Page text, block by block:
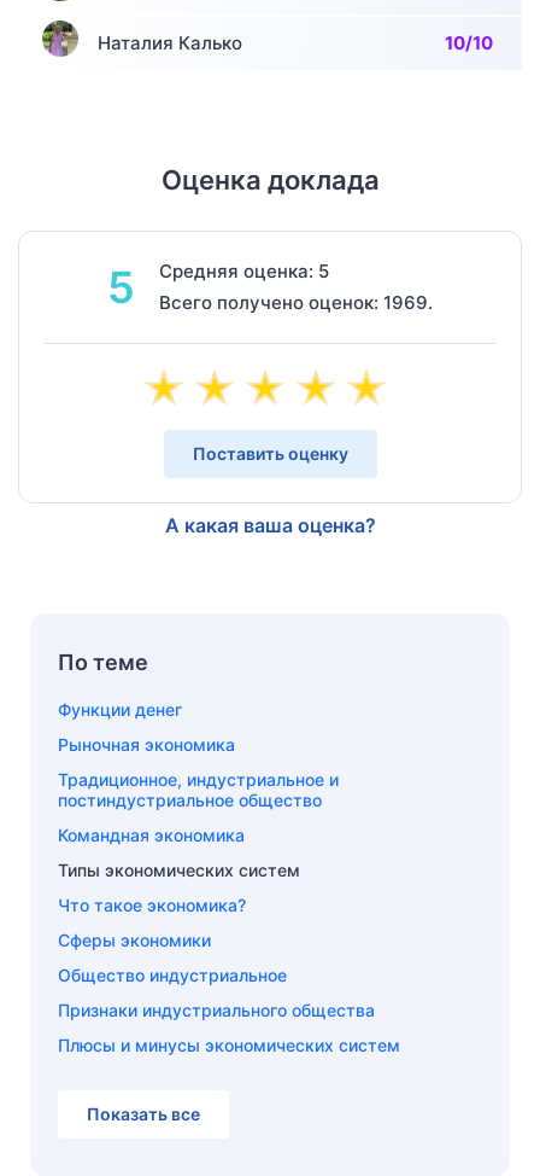
Наталия Калько 10/10
Оценка доклада
5
Средняя оценка: 5
Всего получено оценок: 1969.
Поставить оценку
А какая ваша оценка?
По теме
Функции денег
Рыночная экономика
Традиционное, индустриальное и
постиндустриальное общество
Командная экономика
Типы экономических систем
Что такое экономика?
Сферы экономики
Общество индустриальное
Признаки индустриального общества
Плюсы и минусы экономических систем
Показать все